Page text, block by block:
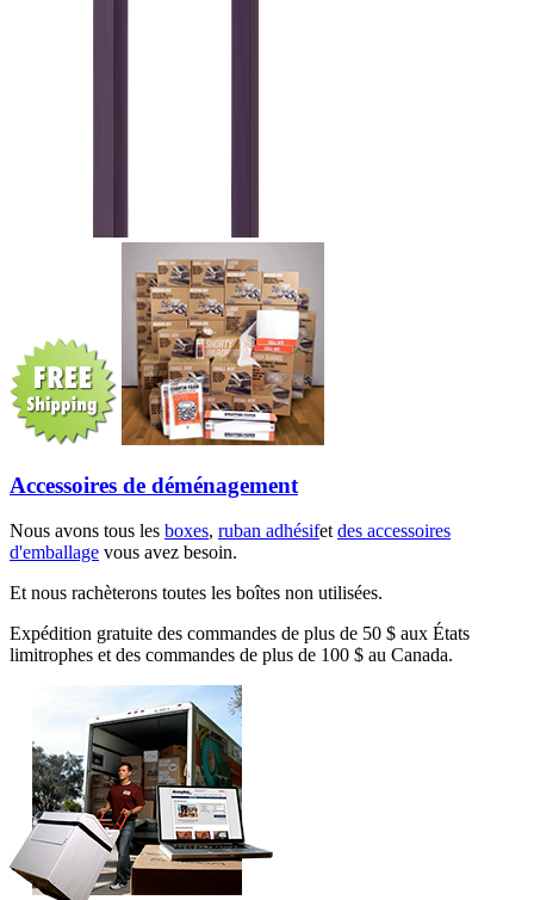
Accessoires de déménagement
Nous avons tous les boxes, ruban adhésifetdes accessoires
d'emballage vous avez besoin.
Et nous rachèterons toutes les boîtes non utilisées.
Expédition gratuite des commandes de plus de 50 $ aux États
limitrophes et des commandes de plus de 100 $ au Canada.